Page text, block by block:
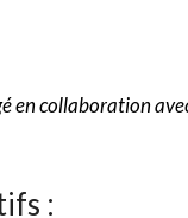
en collaboration
: